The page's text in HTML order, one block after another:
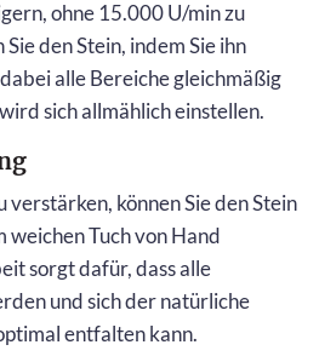
ohne 15.000 U/min zu
den Stein, indem Sie ihn
alle Bereiche gleichmäßig
sich allmählich einstellen.
verstärken, können Sie den Stein
Tuch von Hand
sorgt dafür, dass alle
und sich der natürliche
entfalten kann.